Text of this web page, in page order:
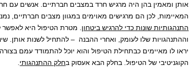
אותן ומאמין בהן היה מרגיש חרד במצבים חברתיים. אנשים עם
המאיימות, לכן הם מרגישים מאוימים במגוון מצבים חברתיים,
התנהגותיות שונות כדי להרגיש ביטחון. מטרת הטיפול היא
וההתנהגויות שלו לעומק, ואחרי ההבנה – להתחיל לשנות אותן.
יראו לו מאיימים כבתחילת הטיפול והוא יוכל להתמודד עמם
הקוגניטיבי של הטיפול. בחלק הבא אעסוק בחלק ההתנהגותי.